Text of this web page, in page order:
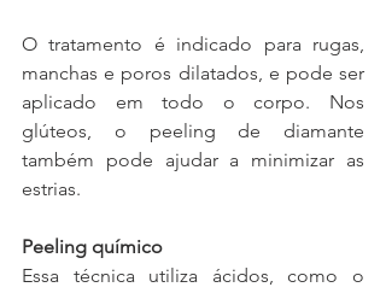
O tratamento é indicado para rugas,
manchas e poros dilatados, e pode ser
aplicado em todo o corpo. Nos
glúteos, o peeling de diamante
também pode ajudar a minimizar as
estrias.
Peeling químico
Essa técnica utiliza ácidos, como o